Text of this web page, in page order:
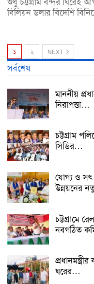
বিলিয়ন ডলার বিদেশি
১ ২ NEXT
সর্বশেষ
মাননীয়
নিরাপত্তা…
চট্টগ্রাম
সিডির…
যোগ্য ও সৎ
উন্নয়নের
চট্টগ্রামে
নবগঠিত
ঘরের…